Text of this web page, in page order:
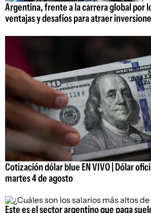
Argentina, frente a la carrera global por
ventajas y desafíos para atraer
Cotización dólar blue EN VIVO | Dólar
martes 4 de agosto
Este es el sector argentino que paga